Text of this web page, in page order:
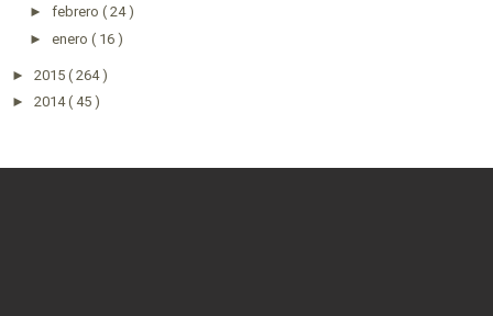
► febrero ( 24 )
► enero ( 16 )
► 2015 ( 264 )
► 2014( 45 )